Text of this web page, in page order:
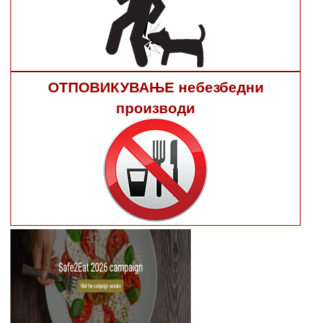
ОТПОВИКУВАЊЕ небезбедни
производи